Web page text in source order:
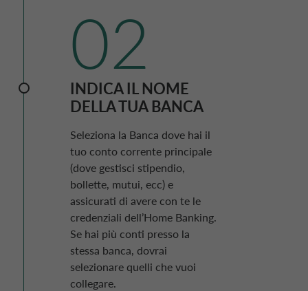
02
INDICA IL NOME
DELLA TUA BANCA
Seleziona la Banca dove hai il
tuo conto corrente principale
(dove gestisci stipendio,
bollette, mutui, ecc) e
assicurati di avere con te le
credenziali dell’Home Banking.
Se hai più conti presso la
stessa banca, dovrai
selezionare quelli che vuoi
collegare.